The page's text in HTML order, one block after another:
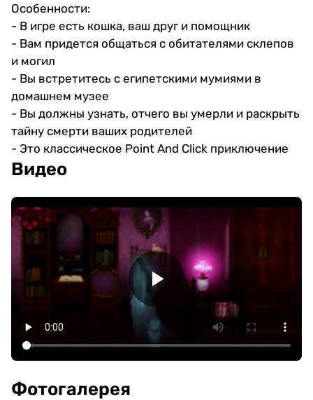
Особенности:
- В игре есть кошка, ваш друг и помощник
- Вам придется общаться с обитателями склепов
и могил
- Вы встретитесь с египетскими мумиями в
домашнем музее
- Вы должны узнать, отчего вы умерли и раскрыть
тайну смерти ваших родителей
- Это классическое Point And Click приключение
Видео
Фотогалерея